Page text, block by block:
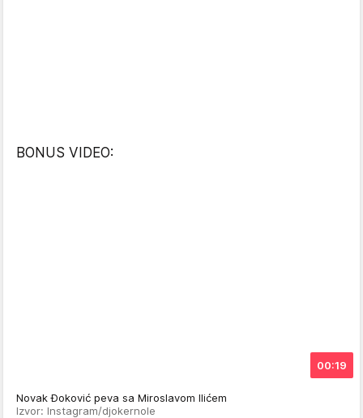
BONUS VIDEO:
00:19
Novak Đoković peva sa Miroslavom Ilićem
Izvor: Instagram/djokernole